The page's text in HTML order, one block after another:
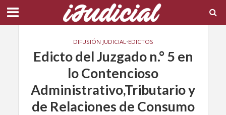
DIFUSIÓN JUDICIAL•EDICTOS
Edicto del Juzgado n.° 5 en
lo Contencioso
Administrativo,Tributario y
de Relaciones de Consumo